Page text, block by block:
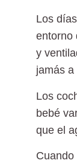
Los
entorno
y
jamás
Los
bebé
que el